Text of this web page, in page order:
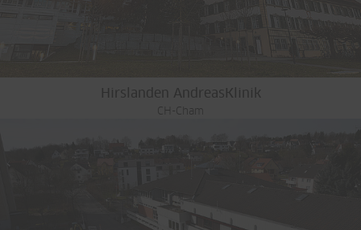
Hirslanden AndreasKlinik
CH-Cham